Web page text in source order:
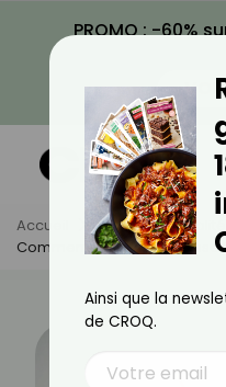
PROMO : -60%
Accueil Actus
Actualités
Comment Prévenir La Casse
Ainsi que la
de CROQ.